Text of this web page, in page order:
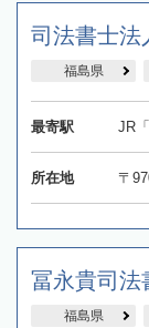
司法書士法
福島県
最寄駅 JR
所在地 〒
冨永貴司法
福島県